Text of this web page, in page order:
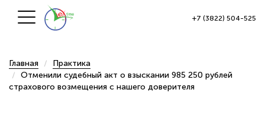
+7 (3822) 504-525
Главная
Практика
Отменили судебный акт о взыскании 985 250 рублей
страхового возмещения с нашего доверителя